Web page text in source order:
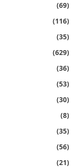
(69)
(116)
(35)
(629)
(36)
(53)
(30)
(8)
(35)
(56)
(21)